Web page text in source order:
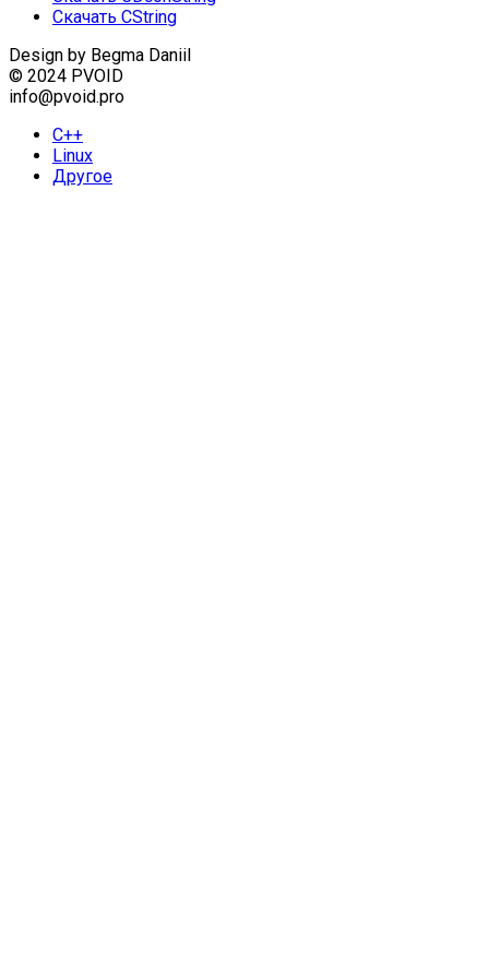
Скачать CString
Design by Begma Daniil
© 2024 PVOID
info@pvoid.pro
С++
Linux
Другое